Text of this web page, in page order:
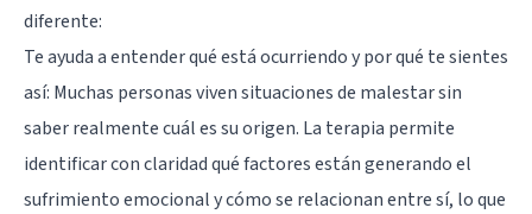
diferente:
Te ayuda a entender qué está ocurriendo y por qué te sientes
así: Muchas personas viven situaciones de malestar sin
saber realmente cuál es su origen. La terapia permite
identificar con claridad qué factores están generando el
sufrimiento emocional y cómo se relacionan entre sí, lo que